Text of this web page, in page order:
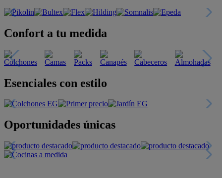
Confort a tu medida
Esenciales con estilo
Oportunidades únicas